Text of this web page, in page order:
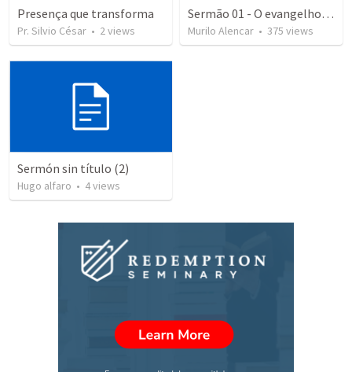
Presença que transforma
Pr. Silvio César • 2views
Sermão 01 - O evangelho de Marcos
Murilo Alencar • 375 views
Sermón sin título (2)
Hugo alfaro • 4views